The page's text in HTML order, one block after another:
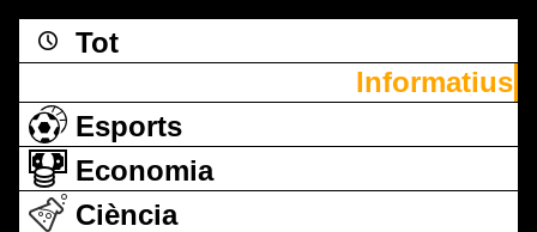
Tot
Informatius
Esports
Economia
Ciència